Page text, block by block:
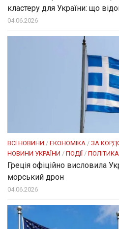
кластеру для України: що
04.06.2026
ВСІ НОВИНИ / ЕКОНОМІКА / ЗА
НОВИНИ УКРАЇНИ / ПОДІЇ / ПОЛІТИКА
Греція офіційно висловила
морський дрон
04.06.2026